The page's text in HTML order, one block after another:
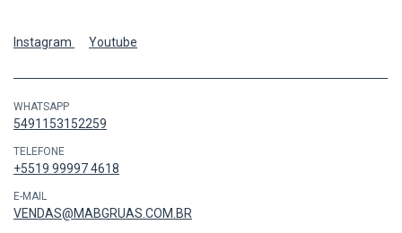
Instagram Youtube
WHATSAPP
5491153152259
TELEFONE
+5519 99997 4618
E-MAIL
VENDAS@MABGRUAS.COM.BR